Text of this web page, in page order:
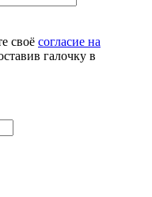
своё согласие на
галочку в